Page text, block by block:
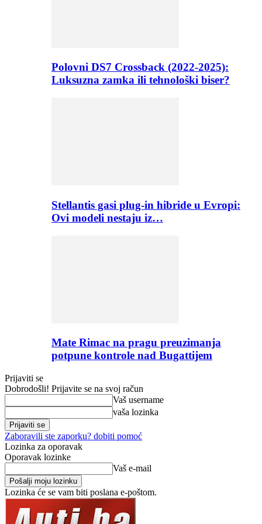
Polovni DS7 Crossback (2022-2025):
Luksuzna zamka ili tehnološki biser?
Stellantis gasi plug-in hibride u Evropi:
Ovi modeli nestaju iz…
Mate Rimac na pragu preuzimanja
potpune kontrole nad Bugattijem
Prijaviti se
Dobrodošli! Prijavite se na svoj račun
Vaš username
vaša lozinka
Zaboravili ste zaporku? dobiti pomoć
Lozinka za oporavak
Oporavak lozinke
Vaš e-mail
Lozinka će se vam biti poslana e-poštom.